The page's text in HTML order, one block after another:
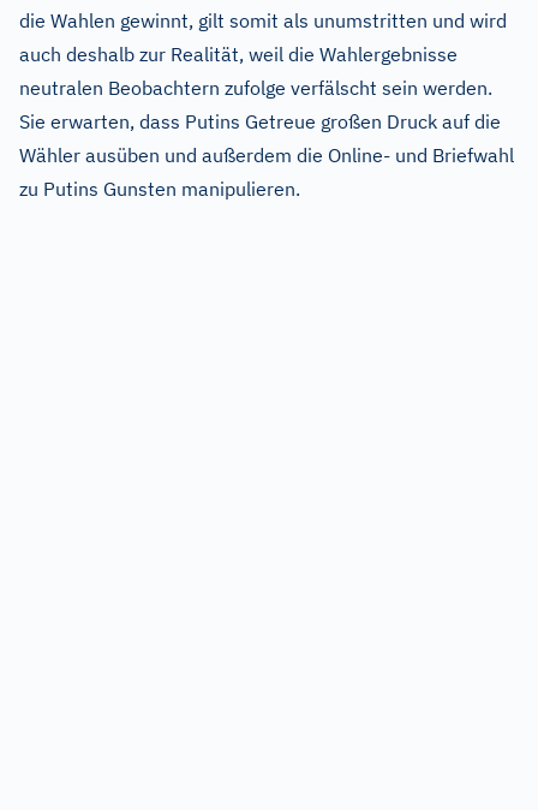
die Wahlen gewinnt, gilt somit als unumstritten und wird
auch deshalb zur Realität, weil die Wahlergebnisse
neutralen Beobachtern zufolge verfälscht sein werden.
Sie erwarten, dass Putins Getreue großen Druck auf die
Wähler ausüben und außerdem die Online- und Briefwahl
zu Putins Gunsten manipulieren.